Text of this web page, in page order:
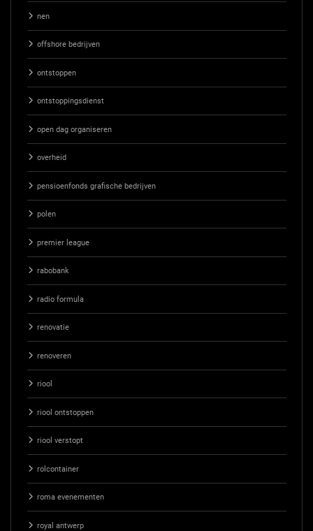
nen
offshore bedrijven
ontstoppen
ontstoppingsdienst
open dag organiseren
overheid
pensioenfonds grafische bedrijven
polen
premier league
rabobank
radio formula
renovatie
renoveren
riool
riool ontstoppen
riool verstopt
rolcontainer
roma evenementen
royal antwerp